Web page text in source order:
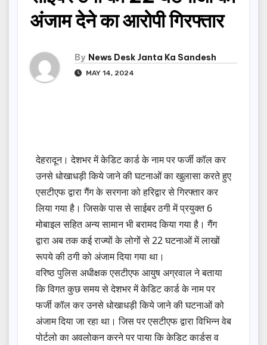
अंजाम देने का आरोपी गिरफ्तार
By News Desk Janta Ka Sandesh
MAY 14, 2024
देहरादून। देशभर में केडिट कार्ड के नाम पर फर्जी कॉल कर
उनसे धोखाधड़ी किये जाने की घटनाओं का खुलासा करते हुए
एसटीएफ द्वारा गैंग के सरगना को हरिद्वार से गिरफ्तार कर
लिया गया है। जिसके पास से साईबर ठगी में प्रयुक्त 6
मोबाइल सहित अन्य सामान भी बरामद किया गया है। गैंग
द्वारा अब तक कई राज्यों के लोगों से 22 घटनाओं में लाखों
रूपये की ठगी को अंजाम दिया गया था।
वरिष्ठ पुलिस अधीक्षक एसटीएफ आयुष अग्रवाल ने बताया
कि विगत कुछ समय से देशभर में केडिट कार्ड के नाम पर
फर्जी कॉल कर उनसे धोखाधड़ी किये जाने की घटनाओं को
अंजाम दिया जा रहा था। जिस पर एसटीएफ द्वारा विभिन्न वेब
पोर्टलो का अवलोकन करने पर पाया कि केडिट कार्डस व